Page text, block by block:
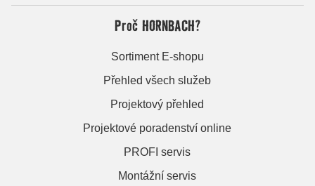
Proč HORNBACH?
Sortiment E-shopu
Přehled všech služeb
Projektový přehled
Projektové poradenství online
PROFI servis
Montážní servis